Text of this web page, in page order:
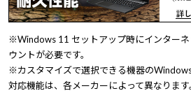
※Windows 11 セットアップ時にインター
ウントが必要です。
※カスタマイズで選択できる機器の
対応機能は、各メーカーによって異なります